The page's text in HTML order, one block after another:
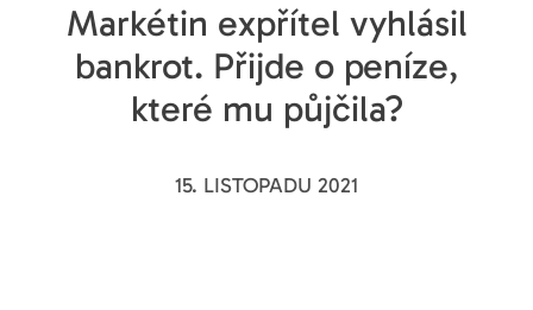
Markétin expřítel vyhlásil
bankrot. Přijde o peníze,
které mu půjčila?
15. LISTOPADU 2021